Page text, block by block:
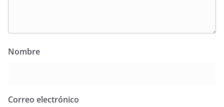
Nombre
Correo electrónico